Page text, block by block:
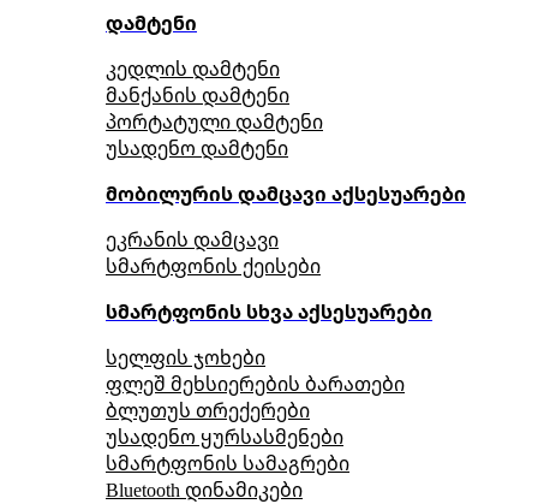
დამტენი
კედლის დამტენი
მანქანის დამტენი
პორტატული დამტენი
უსადენო დამტენი
მობილურის დამცავი აქსესუარები
ეკრანის დამცავი
სმარტფონის ქეისები
სმარტფონის სხვა აქსესუარები
სელფის ჯოხები
ფლეშ მეხსიერების ბარათები
ბლუთუს თრექერები
უსადენო ყურსასმენები
სმარტფონის სამაგრები
Bluetooth დინამიკები